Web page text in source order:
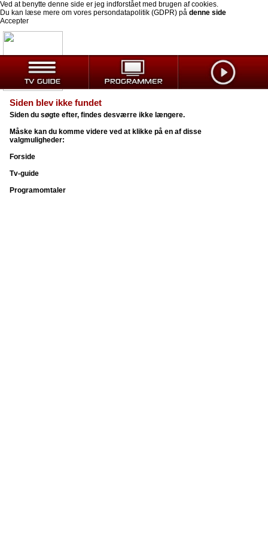
Ved at benytte denne side er jeg indforstået med brugen af cookies.
Du kan læse mere om vores persondatapolitik (GDPR) på denne side
Accepter
Siden blev ikke fundet
Siden du søgte efter, findes desværre ikke længere.
Måske kan du komme videre ved at klikke på en af disse
valgmuligheder:
Forside
Tv-guide
Programomtaler